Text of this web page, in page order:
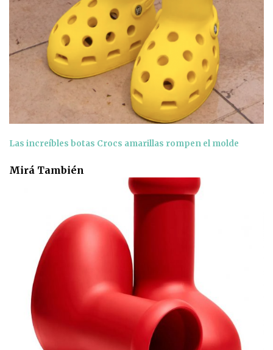
Las increíbles botas Crocs amarillas rompen el molde
Mirá También